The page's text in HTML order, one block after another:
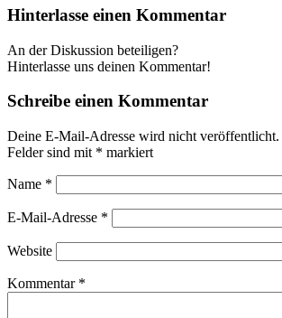
Hinterlasse einen Kommentar
An der Diskussion beteiligen?
Hinterlasse uns deinen Kommentar!
Schreibe einen Kommentar
Deine E-Mail-Adresse wird nicht veröffentlicht.
Felder sind mit * markiert
Name *
E-Mail-Adresse *
Website
Kommentar *